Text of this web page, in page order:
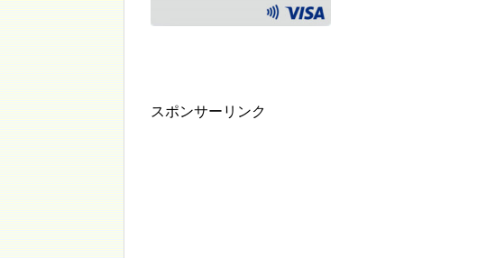
スポンサーリンク